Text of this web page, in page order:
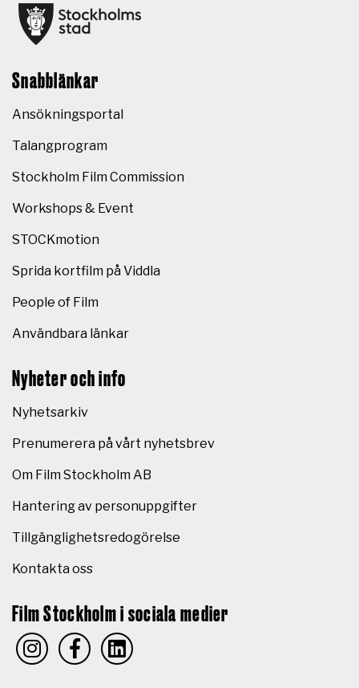
Snabblänkar
Ansökningsportal
Talangprogram
Stockholm Film Commission
Workshops & Event
STOCKmotion
Sprida kortfilm på Viddla
People of Film
Användbara länkar
Nyheter och info
Nyhetsarkiv
Prenumerera på vårt nyhetsbrev
Om Film Stockholm AB
Hantering av personuppgifter
Tillgänglighetsredogörelse
Kontakta oss
Film Stockholm i sociala medier